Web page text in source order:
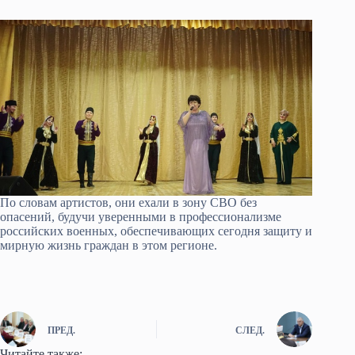
По словам артистов, они ехали в зону СВО без
опасений, будучи уверенными в профессионализме
российских военных, обеспечивающих сегодня защиту и
мирную жизнь граждан в этом регионе.
ПРЕД. СЛЕД.